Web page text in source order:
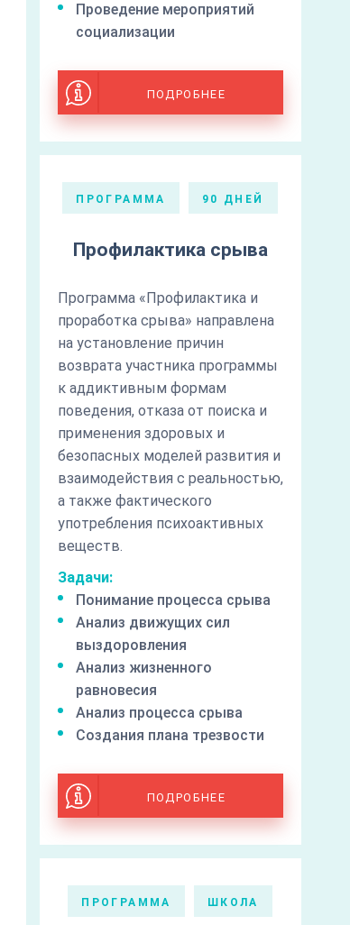
Проведение мероприятий
социализации
ПОДРОБНЕЕ
ПРОГРАММА 90 ДНЕЙ
Профилактика срыва
Программа «Профилактика и
проработка срыва» направлена
на установление причин
возврата участника программы
к аддиктивным формам
поведения, отказа от поиска и
применения здоровых и
безопасных моделей развития и
взаимодействия с реальностью,
а также фактического
употребления психоактивных
веществ.
Задачи:
Понимание процесса срыва
Анализ движущих сил
выздоровления
Анализ жизненного
равновесия
Анализ процесса срыва
Создания плана трезвости
ПОДРОБНЕЕ
ПРОГРАММА ШКОЛА